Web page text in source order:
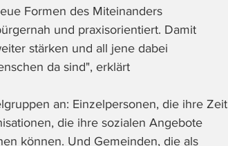
Formen des Miteinanders
und praxisorientiert. Damit
stärken und all jene dabei
da sind", erklärt
an: Einzelpersonen, die ihre Zeit
die ihre sozialen Angebote
können. Und Gemeinden, die als